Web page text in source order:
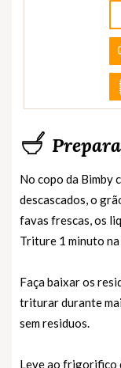
No copo da Bimby
descascados, o
favas frescas, os
Triture 1 minuto
Faça baixar os
triturar durante
sem residuos.
Leve ao frigorifico